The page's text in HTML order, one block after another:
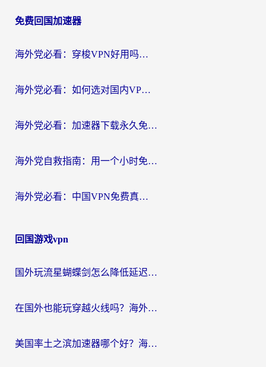
导
免费回国加速器
海外党必看：穿梭VPN好用吗？和云帆VPN对比哪个回国效果更好？附真实测评+避坑指南
海外党必看：如何选对国内VPN，实现无缝访问国内资源？
海外党必看：加速器下载永久免费版真的存在吗？教你无缝访问国内资源的正确姿势
海外党自救指南：用一个小时免费加速器，轻松打破国内资源访问壁垒？
海外党必看：中国VPN免费真的靠谱吗？手把手教你选对回国加速器
回国游戏vpn
国外玩流星蝴蝶剑怎么降低延迟？海外党必看的加速秘籍（含欧洲鸣潮&彩虹岛优化攻略）
在国外也能玩穿越火线吗？海外玩家国服游戏畅玩终极指南
美国率土之滨加速器哪个好？海外党国服游戏畅玩终极指南（附多游戏解决方案）